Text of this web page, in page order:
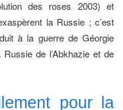
des roses 2003) et
la Russie ; c’est
à la guerre de Géorgie
de l’Abkhazie et de
pour la